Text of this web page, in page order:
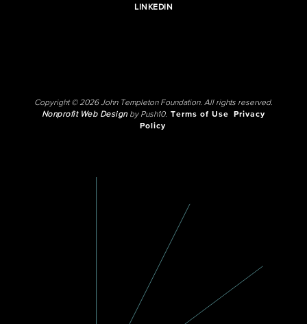
LINKEDIN
Copyright © 2026 John Templeton Foundation. All rights reserved.
Nonprofit Web Designby Push10. Terms of Use
Privacy
Policy